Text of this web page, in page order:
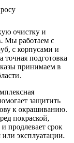
очистку и
Мы работаем с
с корпусами и
точная подготовка
принимаем в
защитить
к окрашиванию.
покраской,
продлевает срок
эксплуатации.